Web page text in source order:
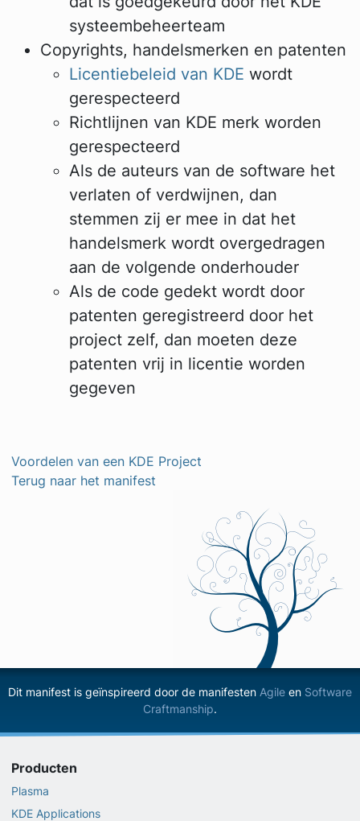
systeembeheerteam
Copyrights, handelsmerken en patenten
Licentiebeleid van KDE wordt
gerespecteerd
Richtlijnen van KDE merk worden
gerespecteerd
Als de auteurs van de software het
verlaten of verdwijnen, dan
stemmen zij er mee in dat het
handelsmerk wordt overgedragen
aan de volgende onderhouder
Als de code gedekt wordt door
patenten geregistreerd door het
project zelf, dan moeten deze
patenten vrij in licentie worden
gegeven
Voordelen van een KDE Project
Terug naar het manifest
Dit manifest is geïnspireerd door de manifesten Agile en Software
Craftmanship.
Producten
Plasma
KDE Applications